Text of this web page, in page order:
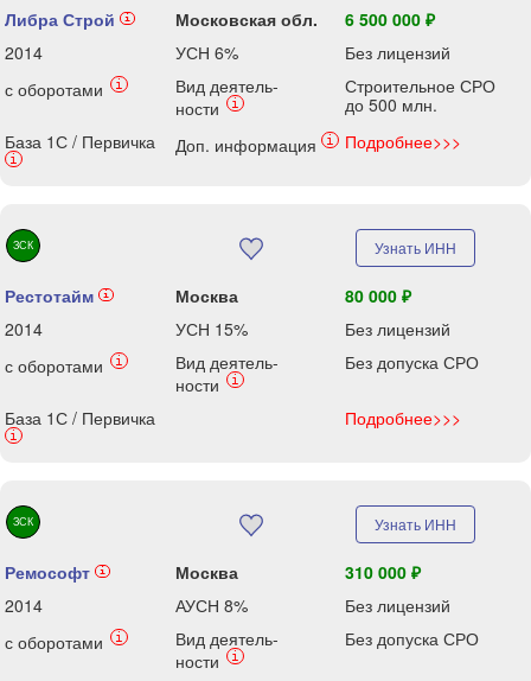
Либра Строй i Московская обл.
6 500 000 ₽
2014
УСН 6%
Без лицензий
с оборотами
i
Вид деятель-
ности
i
Строительное СРО
до 500 млн.
База 1С / Первичка
i
Доп. информация i Подробнее>>>
ЗСК Узнать ИНН
Рестотайм i Москва
80 000 ₽
2014
УСН 15%
Без лицензий
с оборотами
i
Вид деятель-
ности
i
Без допуска СРО
База 1С / Первичка
i
Подробнее>>>
ЗСК Узнать ИНН
Ремософт i Москва
310 000 ₽
2014
АУСН 8%
Без лицензий
с оборотами
i
Вид деятель-
ности
i
Без допуска СРО